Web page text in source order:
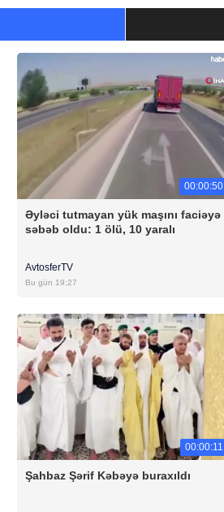
00:00:50
Əyləci tutmayan yük maşını faciəyə
səbəb oldu: 1 ölü, 10 yaralı
AvtosferTV
Bu gün 19:27
00:00:11
Şahbaz Şərif Kəbəyə buraxıldı